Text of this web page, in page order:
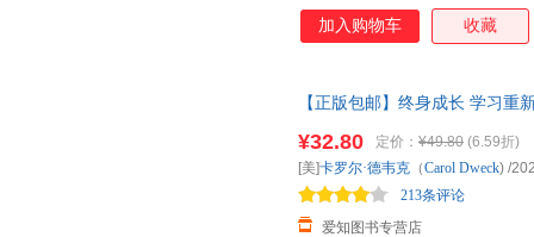
报》热赞， 比尔 盖茨撰文推
总结 数十年研究成果的 经典
子 你好 聪明 还是 你真用功
能缔造 卓越？ 思维模式 的不
有 充分的机会 与 可能扭转自
加入购物车 收藏
【正版包邮】终身成长 学习重
¥32.80 定价： ¥49.80 (6.59折)
爱知图书专营店
213条评论
[美]卡罗尔·德韦克 （Carol Dweck) /